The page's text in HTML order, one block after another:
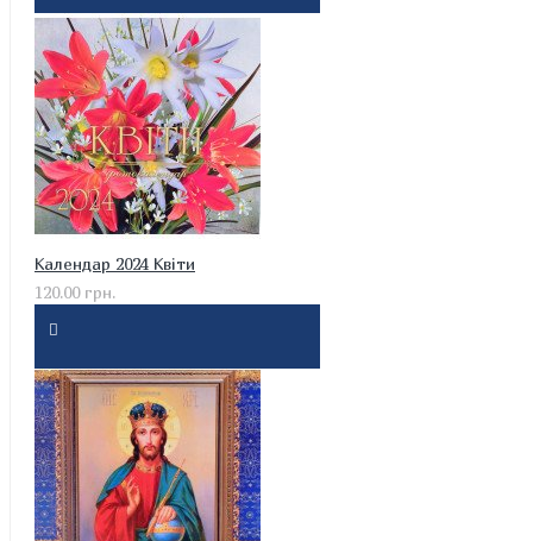
Календар 2024 Квіти
120.00 грн.